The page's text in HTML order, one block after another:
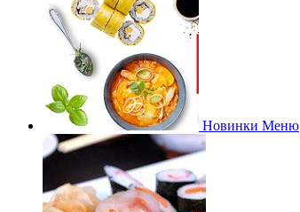
Новинки Меню